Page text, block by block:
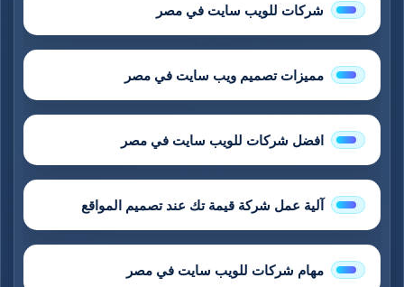
شركات للويب سايت في مصر
مميزات تصميم ويب سايت في مصر
افضل شركات للويب سايت في مصر
آلية عمل شركة قيمة تك عند تصميم المواقع
مهام شركات للويب سايت في مصر